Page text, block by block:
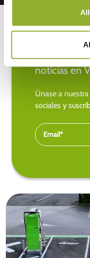
noticias en
Únase a
sociales y